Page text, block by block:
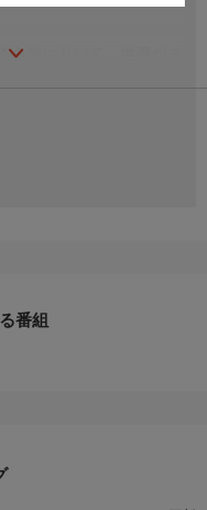
各地に赴いて、世界がま
施した漁船は、北海道生
。縄文を思わせる渦巻き
番組